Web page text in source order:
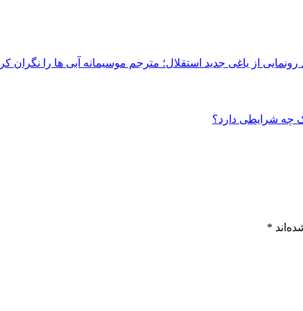
رونمایی از یاغی جدید استقلال؛ مترجم موسیمانه آبی ها را نگران
*